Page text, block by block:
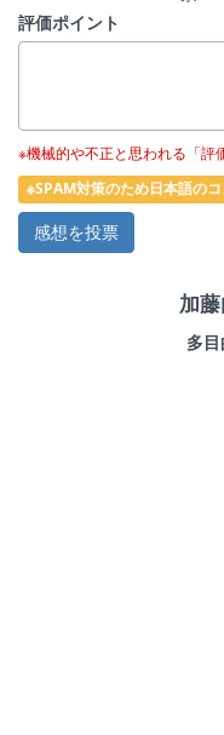
評価ポイント
※機械的や不正と思われる「評
※SPAM対策のため日本語の
加
多